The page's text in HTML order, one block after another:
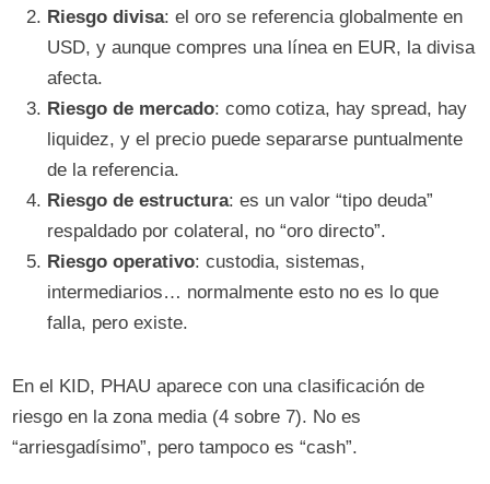
Riesgo divisa: el oro se referencia globalmente en
USD, y aunque compres una línea en EUR, la divisa
afecta.
Riesgo de mercado: como cotiza, hay spread, hay
liquidez, y el precio puede separarse puntualmente
de la referencia.
Riesgo de estructura: es un valor “tipo deuda”
respaldado por colateral, no “oro directo”.
Riesgo operativo: custodia, sistemas,
intermediarios… normalmente esto no es lo que
falla, pero existe.
En el KID, PHAU aparece con una clasificación de
riesgo en la zona media (4 sobre 7). No es
“arriesgadísimo”, pero tampoco es “cash”.